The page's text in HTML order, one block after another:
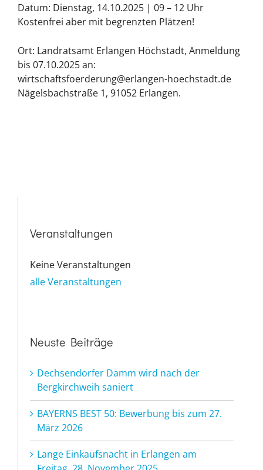
Datum: Dienstag, 14.10.2025 | 09 – 12 Uhr
Kostenfrei aber mit begrenzten Plätzen!
Ort: Landratsamt Erlangen Höchstadt, Anmeldung
bis 07.10.2025 an:
wirtschaftsfoerderung@erlangen-hoechstadt.de
Nägelsbachstraße 1, 91052 Erlangen.
Veranstaltungen
Keine Veranstaltungen
alle Veranstaltungen
Neuste Beiträge
Dechsendorfer Damm wird nach der
Bergkirchweih saniert
BAYERNS BEST 50: Bewerbung bis zum 27.
März 2026
Lange Einkaufsnacht in Erlangen am